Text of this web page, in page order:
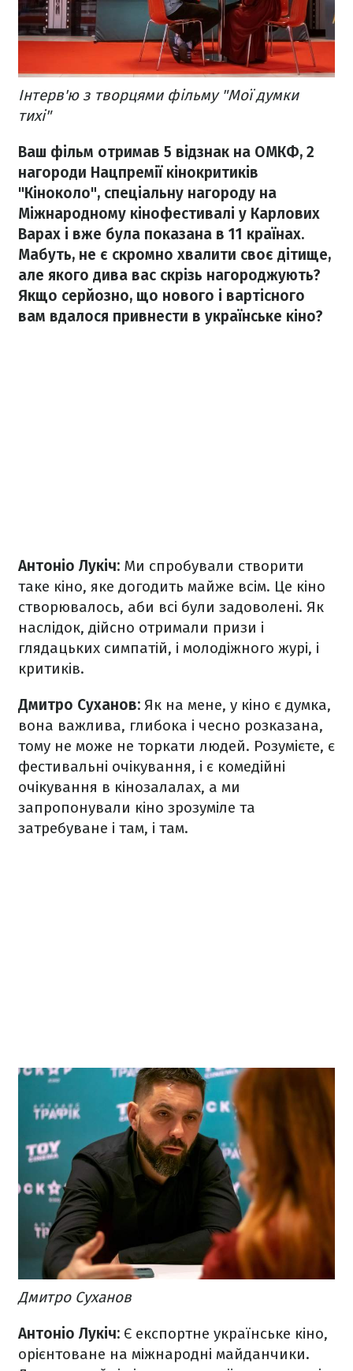
Інтерв'ю з творцями фільму "Мої думки
тихі"
Ваш фільм отримав 5 відзнак на ОМКФ, 2
нагороди Нацпремії кінокритиків
"Кіноколо", спеціальну нагороду на
Міжнародному кінофестивалі у Карлових
Варах і вже була показана в 11 країнах.
Мабуть, не є скромно хвалити своє дітище,
але якого дива вас скрізь нагороджують?
Якщо серйозно, що нового і вартісного
вам вдалося привнести в українське кіно?
Антоніо Лукіч: Ми спробували створити
таке кіно, яке догодить майже всім. Це кіно
створювалось, аби всі були задоволені. Як
наслідок, дійсно отримали призи і
глядацьких симпатій, і молодіжного журі, і
критиків.
Дмитро Суханов: Як на мене, у кіно є думка,
вона важлива, глибока і чесно розказана,
тому не може не торкати людей. Розумієте, є
фестивальні очікування, і є комедійні
очікування в кінозалалах, а ми
запропонували кіно зрозуміле та
затребуване і там, і там.
Дмитро Суханов
Антоніо Лукіч: Є експортне українське кіно,
орієнтоване на міжнародні майданчики.